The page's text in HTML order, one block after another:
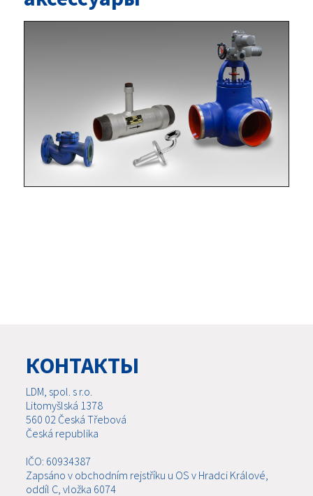
КОНТАКТЫ
LDM, spol. s r.o.
Litomyšlská 1378
560 02 Česká Třebová
Česká republika
IČO: 60934387
Zapsáno v obchodním rejstříku u OS v Hradci Králové,
oddíl C, vložka 6074